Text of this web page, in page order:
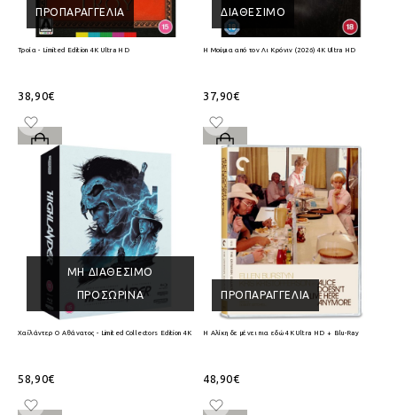
ΠΡΟΠΑΡΑΓΓΕΛΊΑ
Τροία - Limited Edition 4K Ultra HD
38,90€
ΔΙΑΘΈΣΙΜΟ
Η Μούμια από τον Λι Κρόνιν (2026) 4K Ultra HD
37,90€
ΜΗ ΔΙΑΘΈΣΙΜΟ
ΠΡΟΣΩΡΙΝΆ
Χαϊλάντερ Ο Αθάνατος - Limited Collectors Edition 4K Ultra HD + Blu-Ray
58,90€
ΠΡΟΠΑΡΑΓΓΕΛΊΑ
Η Αλίκη δε μένει πια εδώ 4K Ultra HD + Blu-Ray
48,90€